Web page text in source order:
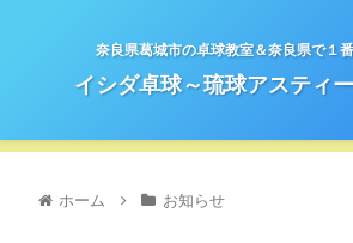
奈良県葛城市の卓球教室＆奈良県で１
イシダ卓球～琉球アスティ
ホーム お知らせ